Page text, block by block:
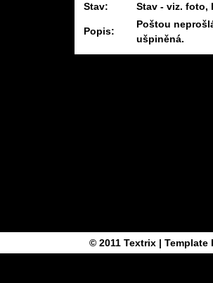
Stav:
Stav - viz. foto,
Popis:
Poštou
ušpiněná.
© 2011 Textrix| Template